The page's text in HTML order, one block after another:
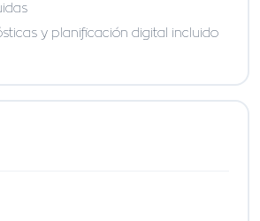
y planificación digital incluido